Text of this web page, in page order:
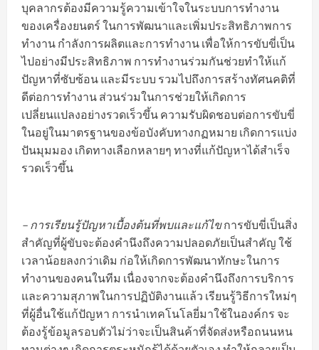
บุคลากรต้องมีความรู้ความเข้าใจในระบบการทำงาน
ของเครื่องยนตร์ ในการพัฒนาและเพิ่มประสิทธิภาพการ
ทำงาน กำลังการผลิตและการทำงาน เพื่อให้การขับขี่เป็น
ไปอย่างมีประสิทธิภาพ การทำงานร่วมกันช่วยทำให้แก้
ปัญหาที่ซับซ้อน และมีระบบ รวมไปถึงการสร้างทัศนคติที่
ดีต่อการทำงาน ส่วนร่วมในการช่วยให้เกิดการ
เปลี่ยนแปลงอย่างรวดเร็วขึ้น ความรับผิดชอบต่อการขับขี่
ในอยู่ในมาตรฐานของข้อบังคับทางกฏหมาย เกิดการแบ่ง
ปันมุมมอง เกิดทางเลือกหลายๆ ทางที่แก้ปัญหาได้สำเร็จ
รวดเร็วขึ้น
– การเรียนรู้ปัญหาเบื้องต้นที่พบและแก้ไขการขับขี่เป็นสิ่ง
สำคัญที่ผู้ขับจะต้องคำนึงถึงความปลอดภัยเป็นสำคัญ ใช้
เวลาน้อยลงกว่าเดิม ก่อให้เกิดการพัฒนาทักษะในการ
ทำงานของคนในทีม เนื่องจากจะต้องคำนึงถึงการบริการ
และความสุภาพในการปฏิบัติงานแล้ว เรียนรู้วิธีการใหม่ๆ
ที่ผู้อื่นใช้แก้ปัญหา การนำเทคโนโลยี่มาใช้ในองค์กร จะ
ต้องรู้ข้อมูลรอบตัวไม่ว่าจะเป็นสินค้าที่จัดส่งหรือถนนหน